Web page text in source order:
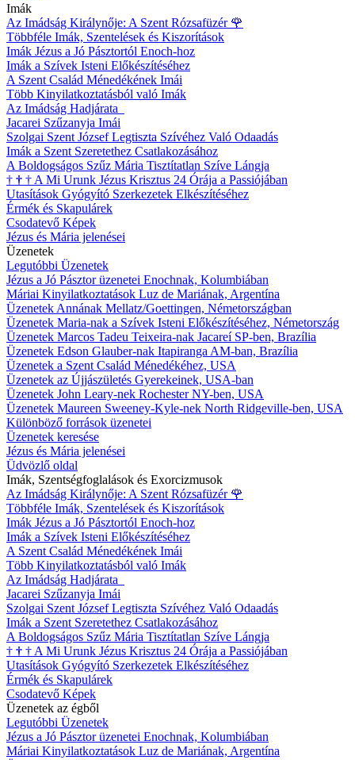
Imák
Az Imádság Királynője: A Szent Rózsafüzér 🌹
Többféle Imák, Szentelések és Kiszorítások
Imák Jézus a Jó Pásztortól Enoch-hoz
Imák a Szívek Isteni Előkészítéséhez
A Szent Család Ménedékének Imái
Több Kinyilatkoztatásból való Imák
Az Imádság Hadjárata
Jacarei Szűzanyja Imái
Szolgai Szent József Legtiszta Szívéhez Való Odaadás
Imák a Szent Szeretethez Csatlakozásához
A Boldogságos Szűz Mária Tisztítatlan Szíve Lángja
† † † A Mi Urunk Jézus Krisztus 24 Órája a Passiójában
Utasítások Gyógyító Szerkezetek Elkészítéséhez
Érmék és Skapulárek
Csodatevő Képek
Jézus és Mária jelenései
Üzenetek
Legutóbbi Üzenetek
Jézus a Jó Pásztor üzenetei Enochnak, Kolumbiában
Máriai Kinyilatkoztatások Luz de Mariának, Argentína
Üzenetek Annának Mellatz/Goettingen, Németországban
Üzenetek Maria-nak a Szívek Isteni Előkészítéséhez, Németország
Üzenetek Marcos Tadeu Teixeira-nak Jacareí SP-ben, Brazília
Üzenetek Edson Glauber-nak Itapiranga AM-ban, Brazília
Üzenetek a Szent Család Ménedékéhez, USA
Üzenetek az Újjászületés Gyerekeinek, USA-ban
Üzenetek John Leary-nek Rochester NY-ben, USA
Üzenetek Maureen Sweeney-Kyle-nek North Ridgeville-ben, USA
Különböző források üzenetei
Üzenetek keresése
Jézus és Mária jelenései
Üdvözlő oldal
Imák, Szentségfoglalások és Exorcizmusok
Az Imádság Királynője: A Szent Rózsafüzér 🌹
Többféle Imák, Szentelések és Kiszorítások
Imák Jézus a Jó Pásztortól Enoch-hoz
Imák a Szívek Isteni Előkészítéséhez
A Szent Család Ménedékének Imái
Több Kinyilatkoztatásból való Imák
Az Imádság Hadjárata
Jacarei Szűzanyja Imái
Szolgai Szent József Legtiszta Szívéhez Való Odaadás
Imák a Szent Szeretethez Csatlakozásához
A Boldogságos Szűz Mária Tisztítatlan Szíve Lángja
† † † A Mi Urunk Jézus Krisztus 24 Órája a Passiójában
Utasítások Gyógyító Szerkezetek Elkészítéséhez
Érmék és Skapulárek
Csodatevő Képek
Üzenetek az égből
Legutóbbi Üzenetek
Jézus a Jó Pásztor üzenetei Enochnak, Kolumbiában
Máriai Kinyilatkoztatások Luz de Mariának, Argentína